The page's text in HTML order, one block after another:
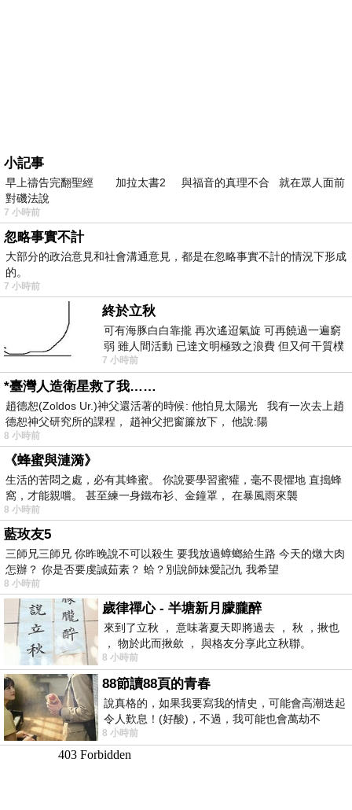
小記事
早上禱告完翻聖經 加拉太書2 與福音的真理不合 就在眾人面前
對磯法說
7 小時前
忽略事實不計
大部分的政治意見和社會溝通意見，都是在忽略事實不計的情況下形成
的。
7 小時前
終於立秋
可有海豚白白靠攏 再次遙迢氣旋 可再饒過一遍窮
弱 雖人間活動 已達文明極致之浪費 但又何干質樸
者 只能白白陪葬
7 小時前
*臺灣人造衛星救了我……
趙德恕(Zoldos Ur.)神父還活著的時候: 他怕見太陽光 我有一次去上趙
德恕神父研究所的課程， 趙神父把窗簾放下， 他說:陽
8 小時前
《蜂蜜與漣漪》
生活的苦悶之處，必有其蜂蜜。 你說要學習蜜獾，毫不畏懼地 直搗蜂
窩，才能親嚐。 甚至練一身鐵布衫、金鐘罩， 在暴風雨來襲
8 小時前
藍玫友5
三師兄三師兄 你昨晚說不可以殺生 要我放過蟑螂給生路 今天的燉大肉
怎辦？ 你是否要虔誠茹素？ 蛤？別說師妹愛記仇 我希望
8 小時前
歲律禪心 - 半塘新月朦朧醉
來到了立秋 ， 意味著夏天即將過去 ， 秋 ，揪也
， 物於此而揪歛 ， 與格友分享此立秋聯。
8 小時前
88節讀88頁的青春
說真格的，如果我要寫我的情史，可能會高潮迭起
令人歎息！(好酸)，不過，我可能也會萬劫不
復...，每天跪鍵盤還是被判了花心的罪
8 小時前